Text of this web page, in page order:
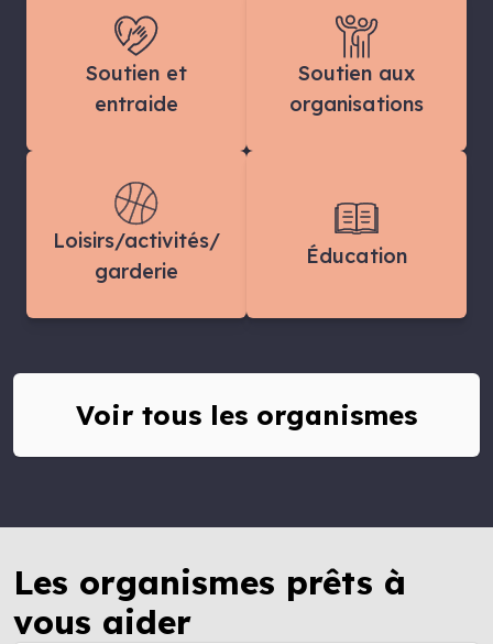
Soutien et
entraide
Soutien aux
organisations
Loisirs/activités/
garderie
Éducation
Voir tous les organismes
Les organismes prêts à
vous aider